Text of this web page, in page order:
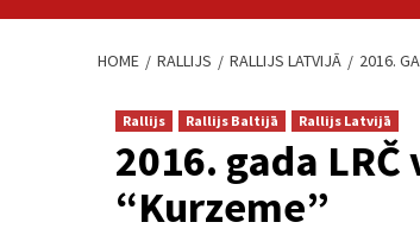
HOME RALLIJS RALLIJS LATVIJĀ 2016.
Rallijs Rallijs Baltijā Rallijs Latvijā
2016. gada
“Kurzeme”